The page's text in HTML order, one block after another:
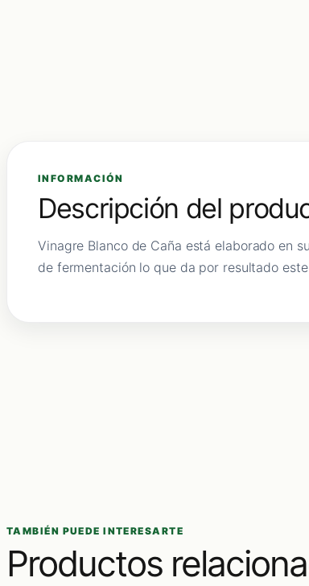
INFORMACIÓN
Descripción del
Vinagre Blanco de Caña está elaborado en
de fermentación lo que da por resultado
TAMBIÉN PUEDE INTERESARTE
Productos